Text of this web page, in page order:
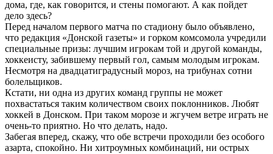
дома, где, как говорится, и стены помогают. А как пойдет
дело здесь?
Перед началом первого матча по стадиону было объявлено,
что редакция «Донской газеты» и горком комсомола учредили
специальные призы: лучшим игрокам той и другой команды,
хоккеисту, забившему первый гол, самым молодым игрокам.
Несмотря на двадцатиградусный мороз, на трибунах сотни
болельщиков.
Кстати, ни одна из других команд группы не может
похвастаться таким количеством своих поклонников. Любят
хоккей в Донском. При таком морозе и жгучем ветре играть не
очень-то приятно. Но что делать, надо.
Забегая вперед, скажу, что обе встречи проходили без особого
азарта, спокойно. Ни хитроумных комбинаций, ни острых